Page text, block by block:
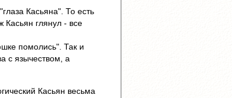
Касьяна". То есть
Касьян глянул - все
помолись". Так и
с язычеством, а
Касьян весьма